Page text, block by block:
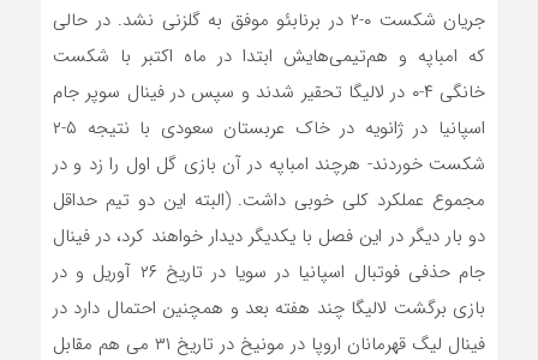
جریان شکست ۰-۲ در برنابئو موفق به گلزنی نشد. در حالی
که امباپه و هم‌تیمی‌هایش ابتدا در ماه اکتبر با شکست
خانگی ۴-۰ در لالیگا تحقیر شدند و سپس در فینال سوپر جام
اسپانیا در ژانویه در خاک عربستان سعودی با نتیجه ۵-۲
شکست خوردند- هرچند امباپه در آن بازی گل اول را زد و در
مجموع عملکرد کلی خوبی داشت. (البته این دو تیم حداقل
دو بار دیگر در این فصل با یکدیگر دیدار خواهند کرد، در فینال
جام حذفی فوتبال اسپانیا در سویا در تاریخ ۲۶ آوریل و در
بازی برگشت لالیگا چند هفته بعد و همچنین احتمال دارد در
فینال لیگ قهرمانان اروپا در مونیخ در تاریخ ۳۱ می هم مقابل